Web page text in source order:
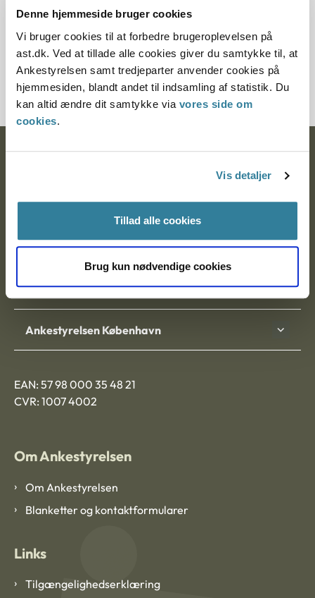
Denne hjemmeside bruger cookies
Vi bruger cookies til at forbedre brugeroplevelsen på
ast.dk. Ved at tillade alle cookies giver du samtykke til, at
Ankestyrelsen samt tredjeparter anvender cookies på
hjemmesiden, blandt andet til indsamling af statistik. Du
kan altid ændre dit samtykke via vores side om
cookies.
Vis detaljer
Tillad alle cookies
Brug kun nødvendige cookies
§ 48 § 27 § 24 § 22 § 49 § 1
Journalnummer
701338-98
Ankestyrelsen Aalborg
Ankestyrelsen København
EAN: 57 98 000 35 48 21
CVR: 1007 4002
Om Ankestyrelsen
Om Ankestyrelsen
Blanketter og kontaktformularer
Links
Tilgængelighedserklæring